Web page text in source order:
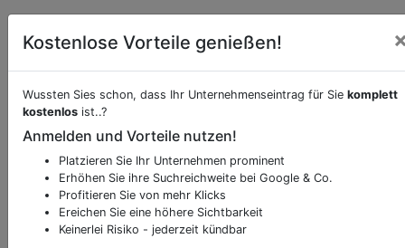
Beschreibung & Services von
Sie möchten eine Beschreibung, Dienstleistung
oder andere relevante Informationen hinzufügen?
Klicken Sie bittehierum uns zu kontaktieren.
Gerne erweitern wir Ihren Firmeneintrag um
Sonderangebote odere besondere Services, die
Kostenlose Vorteile genießen!
Wussten Sies schon, dass Ihr Unternehmenseintrag für Sie komplett
kostenlos ist..?
Anmelden und Vorteile nutzen!
Platzieren Sie Ihr Unternehmen prominent
Erhöhen Sie ihre Suchreichweite bei Google & Co.
Profitieren Sie von mehr Klicks
Ereichen Sie eine höhere Sichtbarkeit
Keinerlei Risiko - jederzeit kündbar